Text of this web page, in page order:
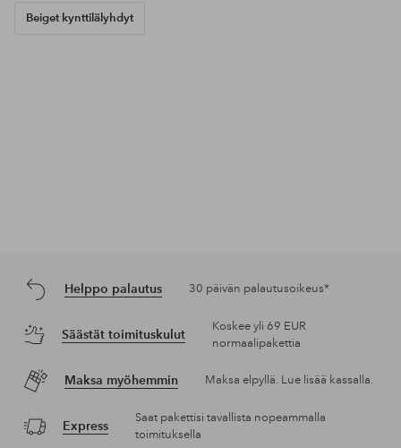
Beiget kynttilälyhdyt
Helppo palautus 30 päivän palautusoikeus*
Säästät toimituskulut
Koskee yli 69 EUR
normaalipakettia
Maksa myöhemmin Maksa elpyllä. Lue lisää kassalla.
Express
Saat pakettisi tavallista nopeammalla
toimituksella